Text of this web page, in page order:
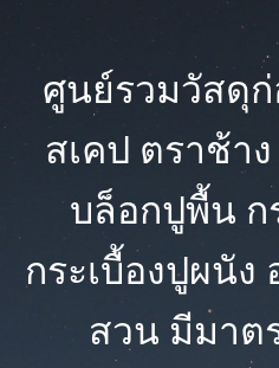
ศูนย์รวมวัสดุ
สเคป ตราช้า
บล็อกปูพื้น ก
กระเบื้องปูผนั
สวน มีมาต